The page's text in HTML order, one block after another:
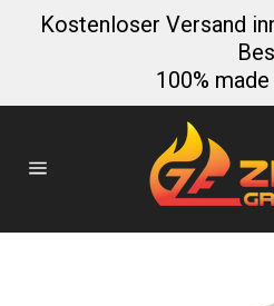
DirektKostenloser Versand
100%
Seitennavigation